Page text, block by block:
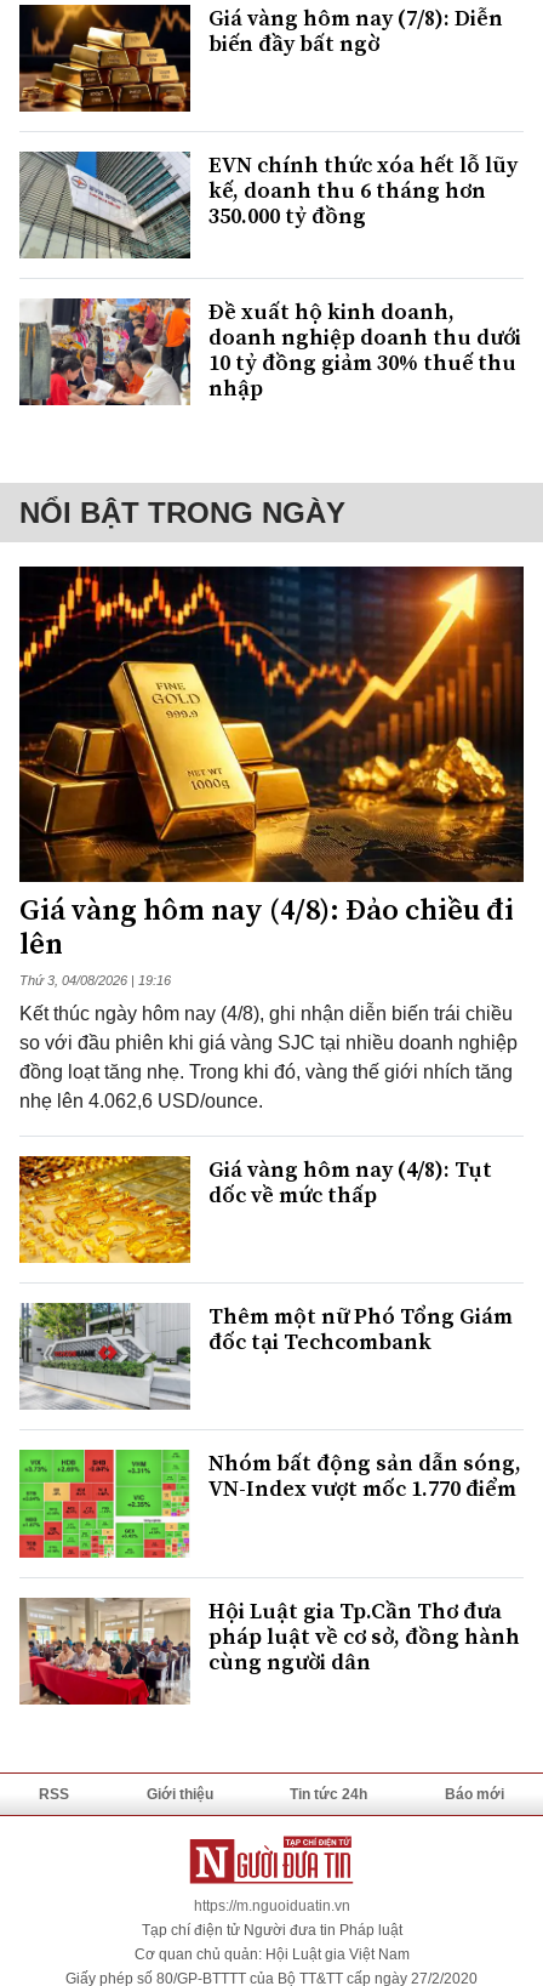
Giá vàng hôm nay (7/8): Diễn
biến đầy bất ngờ
EVN chính thức xóa hết lỗ lũy
kế, doanh thu 6 tháng hơn
350.000 tỷ đồng
Đề xuất hộ kinh doanh,
doanh nghiệp doanh thu dưới
10 tỷ đồng giảm 30% thuế thu
nhập
NỔI BẬT TRONG NGÀY
Giá vàng hôm nay (4/8): Đảo chiều đi
lên
Thứ 3, 04/08/2026 | 19:16
Kết thúc ngày hôm nay (4/8), ghi nhận diễn biến trái chiều
so với đầu phiên khi giá vàng SJC tại nhiều doanh nghiệp
đồng loạt tăng nhẹ. Trong khi đó, vàng thế giới nhích tăng
nhẹ lên 4.062,6 USD/ounce.
Giá vàng hôm nay (4/8): Tụt
dốc về mức thấp
Thêm một nữ Phó Tổng Giám
đốc tại Techcombank
Nhóm bất động sản dẫn sóng,
VN-Index vượt mốc 1.770 điểm
Hội Luật gia Tp.Cần Thơ đưa
pháp luật về cơ sở, đồng hành
cùng người dân
RSS Giới thiệu Tin tức 24h Báo mới
https://m.nguoiduatin.vn
Tạp chí điện tử Người đưa tin Pháp luật
Cơ quan chủ quản: Hội Luật gia Việt Nam
Giấy phép số 80/GP-BTTTT của Bộ TT&TT cấp ngày 27/2/2020